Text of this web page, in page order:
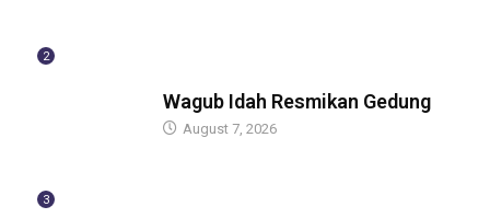
2
Wagub Idah Resmikan Gedung
August 7, 2026
3